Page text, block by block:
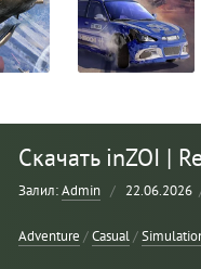
Скачать inZOI |
Залил:Admin / 22.06.2026
Adventure /Casual/